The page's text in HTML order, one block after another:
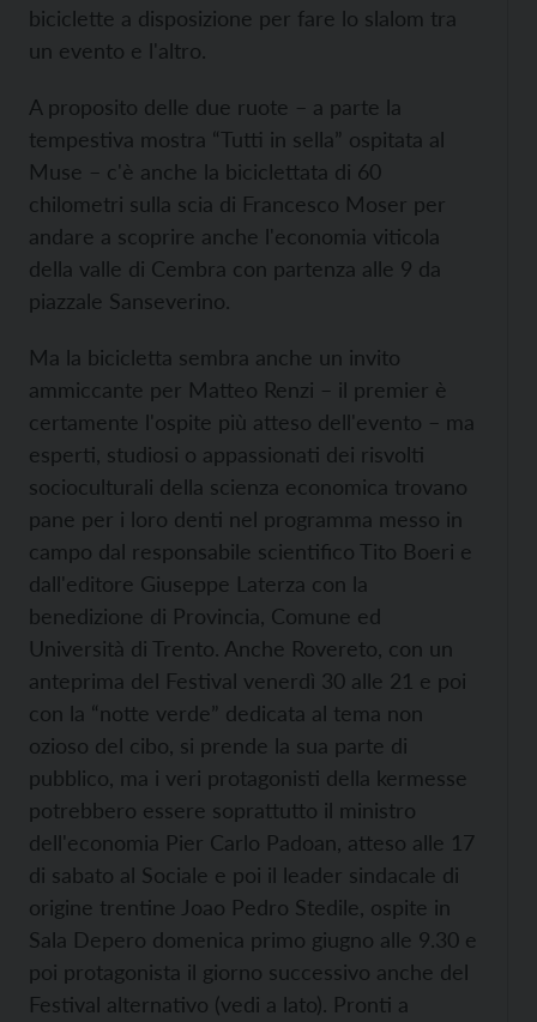
biciclette a disposizione per fare lo slalom tra
un evento e l'altro.
A proposito delle due ruote – a parte la
tempestiva mostra “Tutti in sella” ospitata al
Muse – c'è anche la biciclettata di 60
chilometri sulla scia di Francesco Moser per
andare a scoprire anche l'economia viticola
della valle di Cembra con partenza alle 9 da
piazzale Sanseverino.
Ma la bicicletta sembra anche un invito
ammiccante per Matteo Renzi – il premier è
certamente l'ospite più atteso dell'evento – ma
esperti, studiosi o appassionati dei risvolti
socioculturali della scienza economica trovano
pane per i loro denti nel programma messo in
campo dal responsabile scientifico Tito Boeri e
dall'editore Giuseppe Laterza con la
benedizione di Provincia, Comune ed
Università di Trento. Anche Rovereto, con un
anteprima del Festival venerdì 30 alle 21 e poi
con la “notte verde” dedicata al tema non
ozioso del cibo, si prende la sua parte di
pubblico, ma i veri protagonisti della kermesse
potrebbero essere soprattutto il ministro
dell'economia Pier Carlo Padoan, atteso alle 17
di sabato al Sociale e poi il leader sindacale di
origine trentine Joao Pedro Stedile, ospite in
Sala Depero domenica primo giugno alle 9.30 e
poi protagonista il giorno successivo anche del
Festival alternativo (vedi a lato). Pronti a